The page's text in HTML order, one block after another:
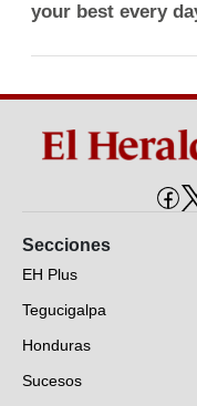
your best every
Secciones
EH Plus
Tegucigalpa
Honduras
Sucesos